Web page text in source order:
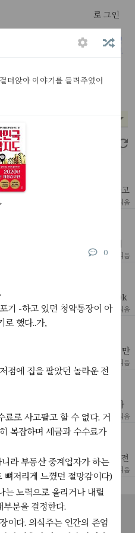
로그인
으로 만들어진다
가였다. 어느 분야에서는 천재라고
만달러를 손에 쥔 그는 이제
처음 그를 알게된건 2013
2026년 2월 3일 읽음
분 걸으며 32킬로 지점까지 계
다 마지막 10킬로부터 역주하는
'달리는 중 걷는건 패배자
2023년 7월 31일 읽음
이스- 고글 준비- 훈련중에는 30k
에서만 달린다.- 격주로 30km를
비한다.- 피로가
미용&가정 ] 5 2023년 7월 31일 읽음
프로젝트
대로 돌아가는 코드가 없지만그 만
는 맛이있다.특히 이미지에서 캡
을 트레이닝 시켜 새로운 미디
2023년 5월 7일 읽음
워지는 142가지 데이터셋
, 그것도 꽤나 아카데믹하고 역사
나뿐만 아니라 그 누구에게도 쉬
서도 가장 고초를 겪고 있는 것은 '
] 21 2023년 4월 16일 읽음
히 뛴다
아마도 코로나가 터지기 바로 전
작가의 강연을 들었다.작가님은
통(?) 귀신에 대한 난생처음
학(시·소설) ] 2023년 4월 16일 읽음
를 너무나 의심하는 것도 이상하
도 그건 과거 클론의 범행이지
학(시·소설) ] 18 2023년 4월 7일 읽음
센터 문의하기
침
터앉아 이야기를 들려주었어
0
기 -하고 있던 청약통장이 아
로 했다..가,
점에 집을 팔았던 놀라운 전
료로 사고팔고 할 수 없다. 거
복잡하며 세금과 수수료가
라 부동산 중계업자가 하는
뼈저리게 느꼈던 절망감이다)
는 노력으로 올리거나 내릴
분을 결정한다.
이다. 의식주는 인간의 존엄